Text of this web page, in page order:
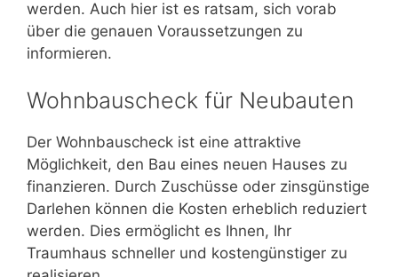
werden. Auch hier ist es ratsam, sich vorab
über die genauen Voraussetzungen zu
informieren.
Wohnbauscheck für Neubauten
Der Wohnbauscheck ist eine attraktive
Möglichkeit, den Bau eines neuen Hauses zu
finanzieren. Durch Zuschüsse oder zinsgünstige
Darlehen können die Kosten erheblich reduziert
werden. Dies ermöglicht es Ihnen, Ihr
Traumhaus schneller und kostengünstiger zu